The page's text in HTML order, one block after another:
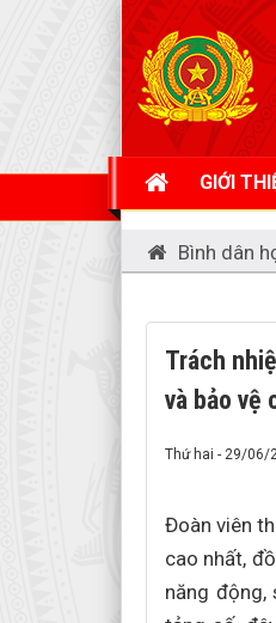
GIỚI
Bình dân
Trách
và bảo vệ
Thứ hai - 29/06/
Đoàn viên
cao nhất,
năng động,